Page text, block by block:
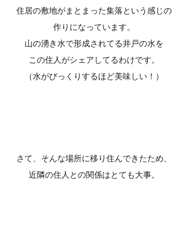
住居の敷地がまとまった集落という感じの
作りになっています。
山の湧き水で形成されてる井戸の水を
この住人がシェアしてるわけです。
（水がびっくりするほど美味しい！）
さて、そんな場所に移り住んできたため、
近隣の住人との関係はとても大事。